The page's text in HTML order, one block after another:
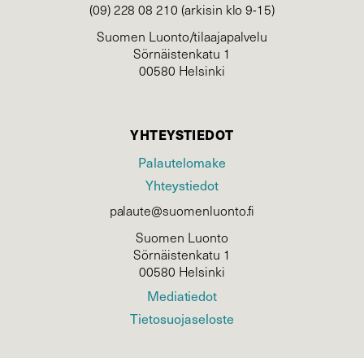
(09) 228 08 210 (arkisin klo 9-15)
Suomen Luonto/tilaajapalvelu
Sörnäistenkatu 1
00580 Helsinki
YHTEYSTIEDOT
Palautelomake
Yhteystiedot
palaute@suomenluonto.fi
Suomen Luonto
Sörnäistenkatu 1
00580 Helsinki
Mediatiedot
Tietosuojaseloste